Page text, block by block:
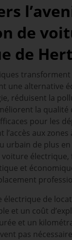
de
de
une alternative
réduisent la
la qualité
pour les
aux zones
urbain de plus
électrique,
et
électrique de
et un coût
et un
pas